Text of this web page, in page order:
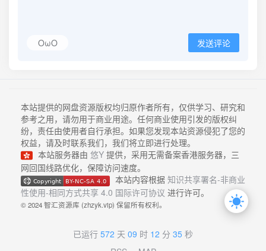
OωO 发送评论
本站提供的网盘资源版权均归原作者所有，仅供学习、研究和
参考之用，请勿用于商业用途。任何商业使用引发的版权纠
纷，责任由使用者自行承担。如果您发现本站资源侵犯了您的
权益，请及时联系我们，我们将立即进行处理。
本站服务器由 悠Y 提供，采用无需备案香港服务器，三
网回国线路优化，保障访问速度。
本站内容根据 知识共享署名-非商业
性使用-相同方式共享 4.0 国际许可协议 进行许可。
© 2024 智汇资源库 (zhzyk.vip) 保留所有权利。
已运行 572 天 09 时 12 分 36 秒